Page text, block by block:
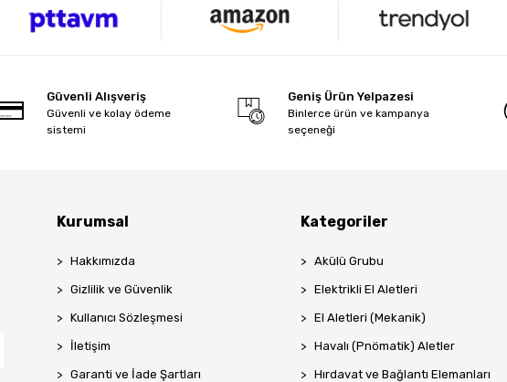
Güvenli Alışveriş
Güvenli ve kolay ödeme
sistemi
Geniş Ürün Yelpazesi
Binlerce ürün ve kampanya
seçeneği
Kurumsal
Hakkımızda
Gizlilik ve Güvenlik
Kullanıcı Sözleşmesi
İletişim
Garanti ve İade Şartları
Kategoriler
Akülü Grubu
Elektrikli El Aletleri
El Aletleri (Mekanik)
Havalı (Pnömatik) Aletler
Hırdavat ve Bağlantı Elemanları